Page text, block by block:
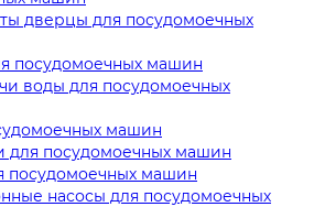
дверцы для посудомоечных
посудомоечных машин
воды для посудомоечных
машин
для посудомоечных машин
посудомоечных машин
насосы для посудомоечных